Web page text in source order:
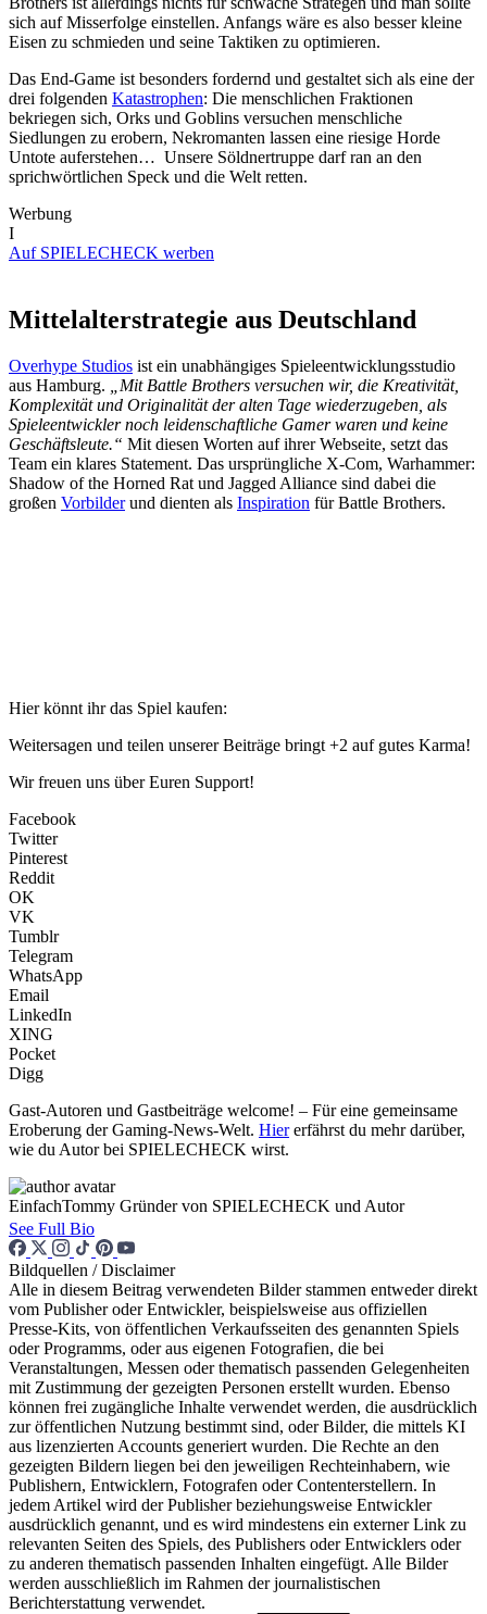
sich auf Misserfolge einstellen. Anfangs wäre es also besser kleine
Eisen zu schmieden und seine Taktiken zu optimieren.
Das End-Game ist besonders fordernd und gestaltet sich als eine der
drei folgenden Katastrophen: Die menschlichen Fraktionen
bekriegen sich, Orks und Goblins versuchen menschliche
Siedlungen zu erobern, Nekromanten lassen eine riesige Horde
Untote auferstehen… Unsere Söldnertruppe darf ran an den
sprichwörtlichen Speck und die Welt retten.
Werbung
I
Auf SPIELECHECK werben
Mittelalterstrategie aus Deutschland
Overhype Studios ist ein unabhängiges Spieleentwicklungsstudio
aus Hamburg.
„Mit Battle Brothers versuchen wir, die Kreativität,
Komplexität und Originalität der alten Tage wiederzugeben, als
Spieleentwickler noch leidenschaftliche Gamer waren und keine
Geschäftsleute.“ Mit diesen Worten auf ihrer Webseite, setzt das
Team ein klares Statement. Das ursprüngliche X-Com, Warhammer:
Shadow of the Horned Rat und Jagged Alliance sind dabei die
großen Vorbilderund dienten als Inspiration für Battle Brothers.
Hier könnt ihr das Spiel kaufen:
Weitersagen und teilen unserer Beiträge bringt +2 auf gutes Karma!
Wir freuen uns über Euren Support!
Facebook
Twitter
Pinterest
Reddit
OK
VK
Tumblr
Telegram
WhatsApp
Email
LinkedIn
XING
Pocket
Digg
Gast-Autoren und Gastbeiträge welcome! – Für eine gemeinsame
Eroberung der Gaming-News-Welt. Hiererfährst du mehr darüber,
wie du Autor bei SPIELECHECK wirst.
EinfachTommy Gründer von SPIELECHECK und Autor
See Full Bio
Bildquellen / Disclaimer
Alle in diesem Beitrag verwendeten Bilder stammen entweder direkt
vom Publisher oder Entwickler, beispielsweise aus offiziellen
Presse-Kits, von öffentlichen Verkaufsseiten des genannten Spiels
oder Programms, oder aus eigenen Fotografien, die bei
Veranstaltungen, Messen oder thematisch passenden Gelegenheiten
mit Zustimmung der gezeigten Personen erstellt wurden. Ebenso
können frei zugängliche Inhalte verwendet werden, die ausdrücklich
zur öffentlichen Nutzung bestimmt sind, oder Bilder, die mittels KI
aus lizenzierten Accounts generiert wurden. Die Rechte an den
gezeigten Bildern liegen bei den jeweiligen Rechteinhabern, wie
Publishern, Entwicklern, Fotografen oder Contenterstellern. In
jedem Artikel wird der Publisher beziehungsweise Entwickler
ausdrücklich genannt, und es wird mindestens ein externer Link zu
relevanten Seiten des Spiels, des Publishers oder Entwicklers oder
zu anderen thematisch passenden Inhalten eingefügt. Alle Bilder
werden ausschließlich im Rahmen der journalistischen
Berichterstattung verwendet.